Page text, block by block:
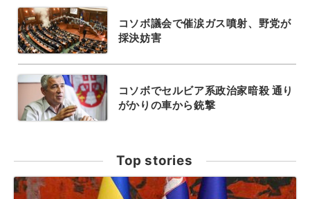
コソボ議会で催涙ガス噴射、野党が
採決妨害
コソボでセルビア系政治家暗殺 通り
がかりの車から銃撃
Top stories